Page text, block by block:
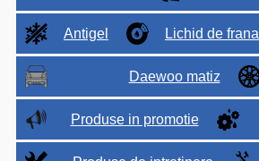
Antigel Lichid de frana
Daewoo matiz
Produse in promotie